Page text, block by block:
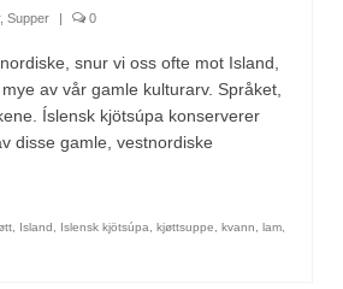
, Supper | 0
snur vi oss ofte mot Island,
av vår gamle kulturarv. Språket,
Íslensk kjötsúpa konserverer
disse gamle, vestnordiske
Island Islensk kjötsúpa kjøttsuppe kvann lam